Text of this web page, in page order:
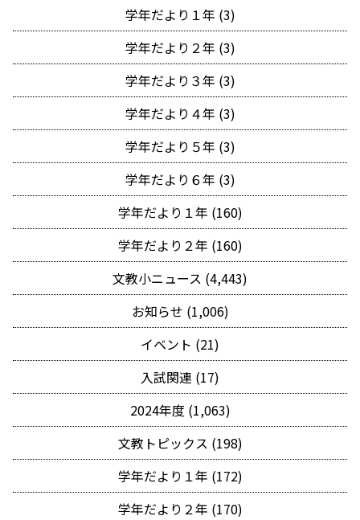
学年だより１年 (3)
学年だより２年 (3)
学年だより３年 (3)
学年だより４年 (3)
学年だより５年 (3)
学年だより６年 (3)
学年だより１年 (160)
学年だより２年 (160)
文教小ニュース (4,443)
お知らせ (1,006)
イベント (21)
入試関連 (17)
2024年度 (1,063)
文教トピックス (198)
学年だより１年 (172)
学年だより２年 (170)